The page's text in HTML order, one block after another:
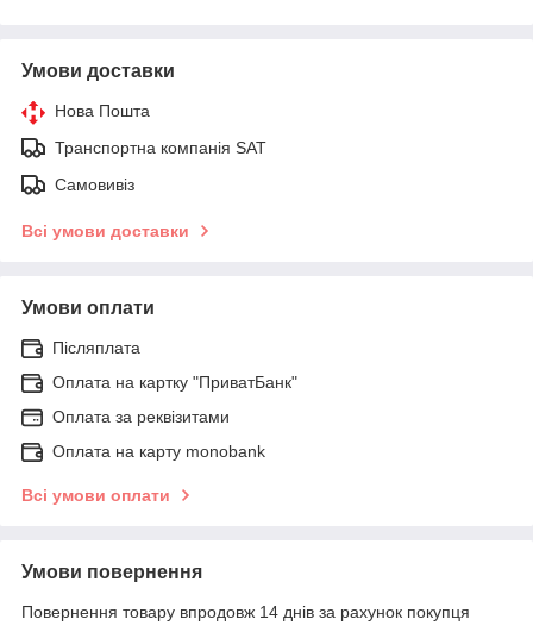
Умови доставки
Нова Пошта
Транспортна компанія SAT
Самовивіз
Всі умови доставки
Умови оплати
Післяплата
Оплата на картку "ПриватБанк"
Оплата за реквізитами
Оплата на карту monobank
Всі умови оплати
Умови повернення
Повернення товару впродовж 14 днів за рахунок покупця